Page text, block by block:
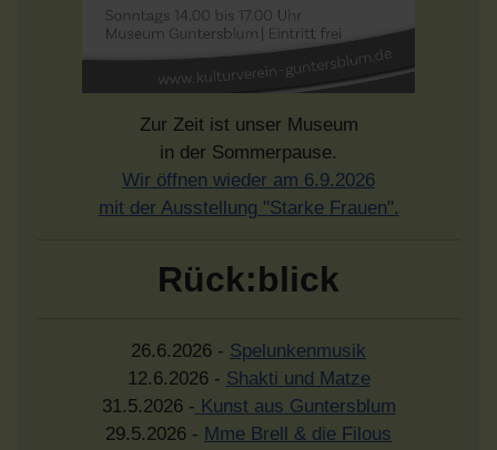
Zur Zeit ist unser Museum
in der Sommerpause.
Wir öffnen wieder am 6.9.2026
mit der Ausstellung "Starke Frauen".
Rück:blick
26.6.2026 - Spelunkenmusik
12.6.2026 - Shakti und Matze
31.5.2026 - Kunst aus Guntersblum
29.5.2026 - Mme Brell & die Filous